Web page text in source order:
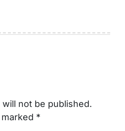
not be published.
*